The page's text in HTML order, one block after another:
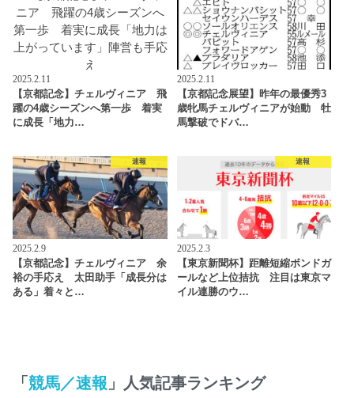
2025.2.11
【京都記念】チェルヴィニア 飛
躍の4歳シーズンへ第一歩 着実
に成長「地力…
2025.2.11
【京都記念展望】昨年の最優秀3
歳牝馬チェルヴィニアが始動 牡
馬撃破でドバ…
速報
2025.2.9
【京都記念】チェルヴィニア 余
裕の手応え 太田助手「成長分は
ある」着々と…
速報
2025.2.3
【東京新聞杯】距離短縮ボンドガ
ールなど上位拮抗 注目は東京マ
イル連勝のウ…
「競馬／速報 」人気記事ランキング